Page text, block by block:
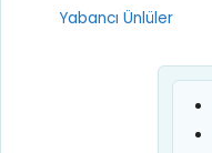
Kategoriler
Yabancı Ünlüler